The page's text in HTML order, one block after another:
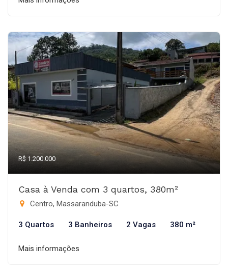
R$ 1.200.000
Casa à Venda com 3 quartos, 380m²
Centro, Massaranduba-SC
3 Quartos 3 Banheiros 2 Vagas 380 m²
Mais informações